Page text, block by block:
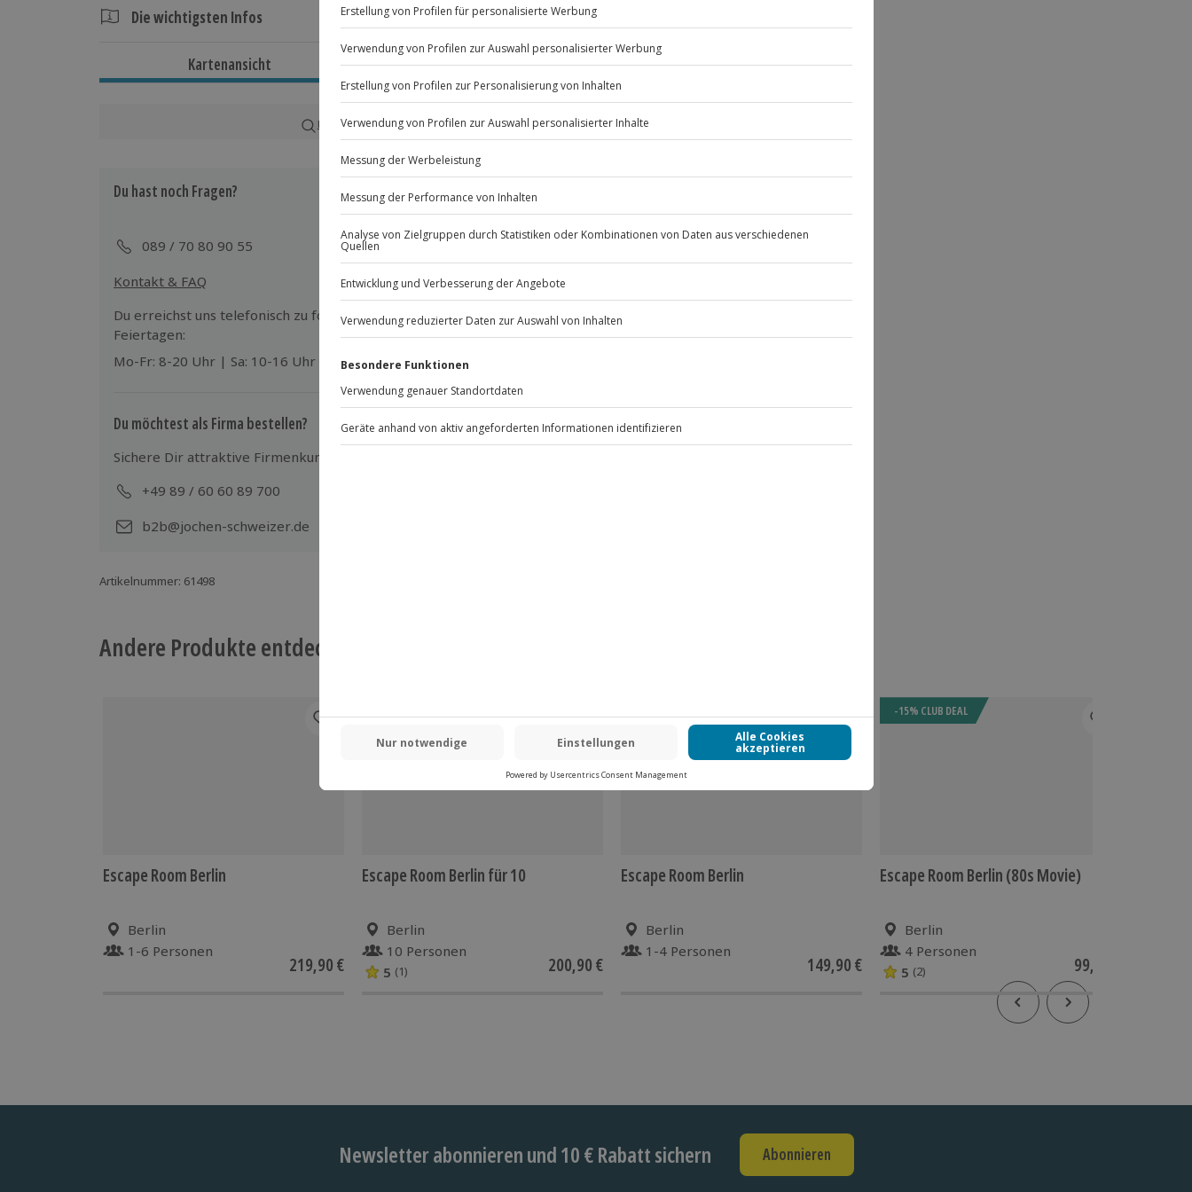
Die wichtigsten Infos
Gesamtdauer: ca. 75 Minuten
Reine Erlebniszeit: ca. 60 Minuten
Ganzjährig montags und mittwochs zu bestimmten Terminen verfügbar
Mindestalter: 14 Jahre (unter 18 Jahren nur mit Einverständniserklärung
eines Erziehungsberechtigten)
Teilnahme für Personen mit Handicap nach Absprache mit dem
Veranstalter möglich
Ausrüstung & Kleidung
Wird gestellt: Walkie-Talkie
Gutschein gültig für bis zu 6 Personen
Gruppengröße: 2-6 Personen
Kartenansicht Listenansicht
© OpenStreetMaps
Karte in Großansicht
Du hast noch Fragen?
089 / 70 80 90 55
Kontakt & FAQ
Jochen SchweizerGmbH
Mühldorfstraße 8
81671 München
Du erreichst uns telefonisch zu folgenden Zeiten, außer an bundesweiten
Feiertagen:
Mo-Fr: 8-20 Uhr | Sa: 10-16 Uhr
Du möchtest als Firma bestellen?
Sichere Dir attraktive Firmenkunden Vorteile.
+49 89 / 60 60 89 700
b2b@jochen-schweizer.de
Artikelnummer: 61498
Andere Produkte entdecken
Escape Room Berlin
Berlin
1-6 Personen
219,90 €
Escape Room Berlin für 10
Berlin
10 Personen
5 (1) 200,90 €
Escape Room Berlin
Berlin
1-4 Personen
149,90 €
-15% CLUB DEAL
Escape Room Berlin (80s Movie)
Berlin
4 Personen
5 (2) 99,90 €
Newsletter abonnieren und 10 € Rabatt sichern Abonnieren